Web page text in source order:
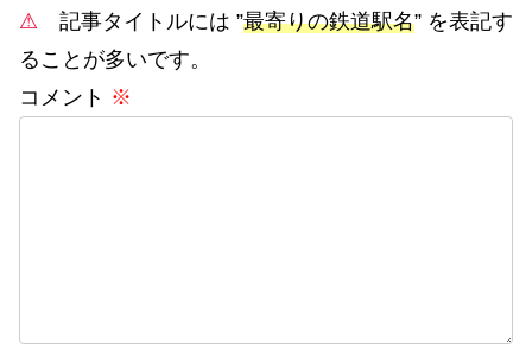
⚠ 記事タイトルには ”最寄りの鉄道駅名” を表記す
ることが多いです。
コメント ※